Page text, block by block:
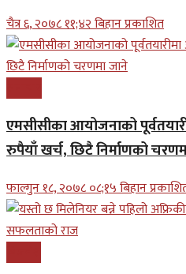
चैत्र ६, २०७८ ११;४२ बिहान प्रकाशित
एमसीसीका आयोजनाको
रुपैयाँ खर्च, छिटै निर्माणको
फाल्गुन १८, २०७८ ०८;१५ बिहान